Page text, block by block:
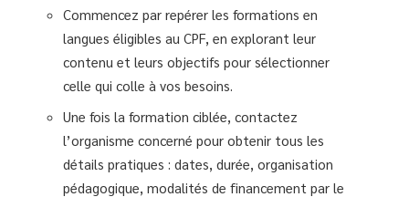
Commencez par repérer les formations en
langues éligibles au CPF, en explorant leur
contenu et leurs objectifs pour sélectionner
celle qui colle à vos besoins.
Une fois la formation ciblée, contactez
l’organisme concerné pour obtenir tous les
détails pratiques : dates, durée, organisation
pédagogique, modalités de financement par le